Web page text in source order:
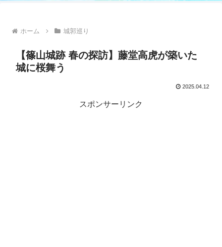
ホーム 城郭巡り
【篠山城跡 春の探訪】藤堂高虎が築いた
城に桜舞う
2025.04.12
スポンサーリンク